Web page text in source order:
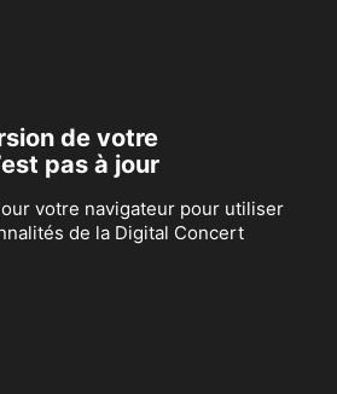
de votre
pas à jour
votre navigateur pour utiliser
de la Digital Concert